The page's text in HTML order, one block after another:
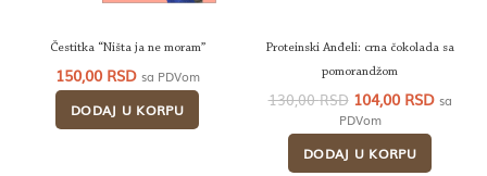
Čestitka “Ništa ja ne moram”
150,00 RSD sa PDVom
DODAJ U KORPU
Proteinski Anđeli: crna čokolada sa
pomorandžom
130,00RSD Originalna
cena
je
bila:
104,00 RSD sa
PDVom
DODAJ U KORPU